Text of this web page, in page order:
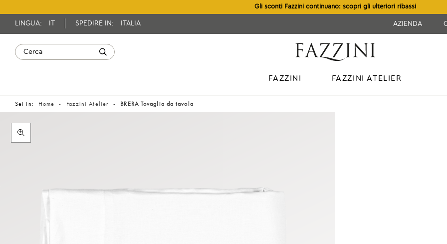
Gli sconti Fazzini continuano: scopri gli ulteriori ribassi
LINGUA: SPEDIRE IN: ITALIA AZIENDA
FAZZINI FAZZINI ATELIER
Sei in: Home Fazzini Atelier BRERA Tovaglia da tavola